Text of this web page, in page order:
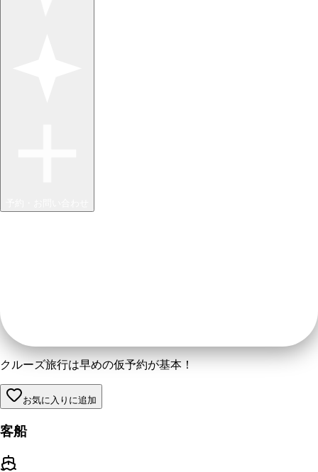
クルーズ旅行は早めの仮予約が基本！
お気に入りに追加
客船